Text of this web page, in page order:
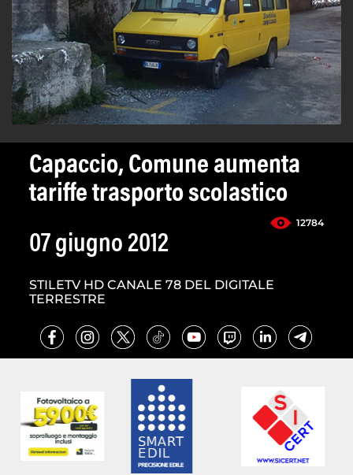
Capaccio, Comune aumenta
tariffe trasporto scolastico
12784
07 giugno 2012
STILETV HD CANALE 78 DEL DIGITALE
TERRESTRE